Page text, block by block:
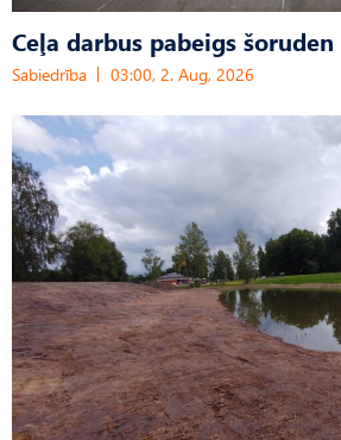
Ceļa darbus pabeigs šoruden
Sabiedrība 03:00, 2. Aug, 2026